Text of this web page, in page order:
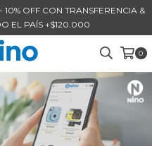
10% OFF CON TRANSFERENCIA &
EL PAÍS +$120.000
0